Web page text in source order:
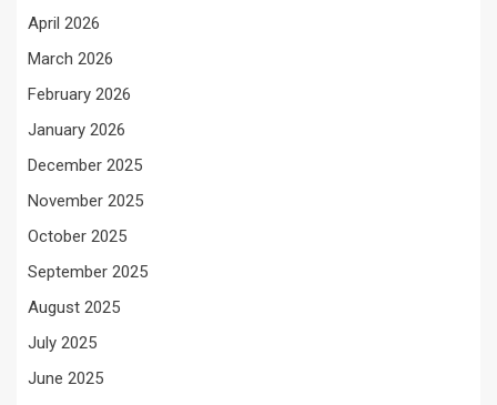
April 2026
March 2026
February 2026
January 2026
December 2025
November 2025
October 2025
September 2025
August 2025
July 2025
June 2025